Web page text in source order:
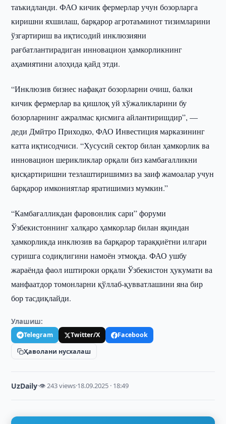
таъкидланди. ФАО кичик фермерлар учун бозорларга
киришни яхшилаш, барқарор агротаъминот тизимларини
ўзгартириш ва иқтисодий инклюзияни
рағбатлантирадиган инновацион ҳамкорликнинг
аҳамиятини алоҳида қайд этди.
“Инклюзив бизнес нафақат бозорларни очиш, балки
кичик фермерлар ва қишлоқ уй хўжаликларини бу
бозорларнинг ажралмас қисмига айлантиришдир”, —
деди Дмйтро Приходко, ФАО Инвестиция марказининг
катта иқтисодчиси. “Хусусий сектор билан ҳамкорлик ва
инновацион шерикликлар орқали биз камбағалликни
қисқартиришни тезлаштиришимиз ва заиф жамоалар учун
барқарор имкониятлар яратишимиз мумкин.”
“Камбағалликдан фаровонлик сари” форуми
Ўзбекистоннинг халқаро ҳамкорлар билан яқиндан
ҳамкорликда инклюзив ва барқарор тараққиётни илгари
суришга содиқлигини намоён этмоқда. ФАО ушбу
жараёнда фаол иштироки орқали Ўзбекистон ҳукумати ва
манфаатдор томонларни қўллаб-қувватлашини яна бир
бор тасдиқлайди.
Улашиш:
Telegram Twitter/X
Facebook
Ҳаволани нусхалаш
UzDaily·👁 243 views·18.09.2025 · 18:49